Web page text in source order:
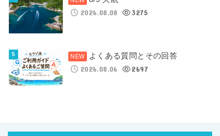
2026.08.08
3275
よくある質問とその回答
2026.08.06
2697